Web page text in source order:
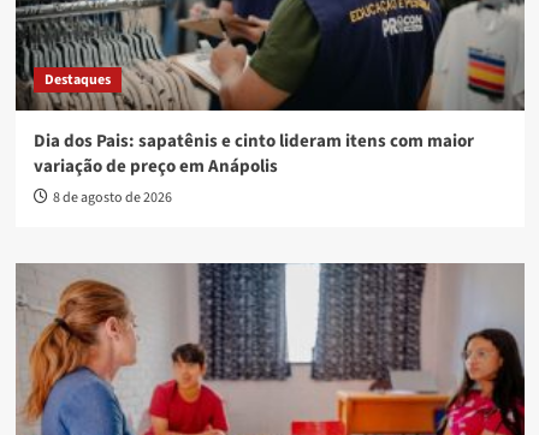
Destaques
Dia dos Pais: sapatênis e cinto lideram itens com maior
variação de preço em Anápolis
8 de agosto de 2026